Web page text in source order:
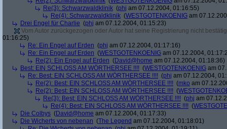
Re(3): Schwarzwaldklinik (phj am 07.12.2004, 01:16:55)
Re(4): Schwarzwaldklinik (WESTGOTENKOENIG am
Drei Engel für Charlie (phj am 07.12.2004, 01:15:23)
Vom Autor zurückgezogen oder Autor hat seine Registrierung nicht
01:16:25)
Re: Ein Engel auf Erden (phj am 07.12.2004, 01:17:16)
Re: Ein Engel auf Erden (WESTGOTENKOENIG am 07.12.2004,
Re(2): Ein Engel auf Erden (David@home am 07.12.2004, 01:18:36)
Best: EIN SCHLOSS AM WÖRTHERSEE !!!! (WESTGOTENKOENIG am
Re: Best: EIN SCHLOSS AM WÖRTHERSEE !!!! (phj am 07.12.2004,
Re(2): Best: EIN SCHLOSS AM WÖRTHERSEE !!!! (mko am
Re(2): Best: EIN SCHLOSS AM WÖRTHERSEE !!!! (
Re(3): Best: EIN SCHLOSS AM WÖRTHERSEE !!!! (phj am
Re(4): Best: EIN SCHLOSS AM WÖRTHERSEE !!!! (
Die Colbys (David@home am 07.12.2004, 01:17:33)
Die Wicherts von nebenan (The Legend am 07.12.2004, 01:18:01)